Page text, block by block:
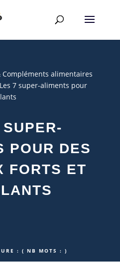
alimentaires
Les 7 super-aliments pour
POUR DES
FORTS ET
: ( NB MOTS : )